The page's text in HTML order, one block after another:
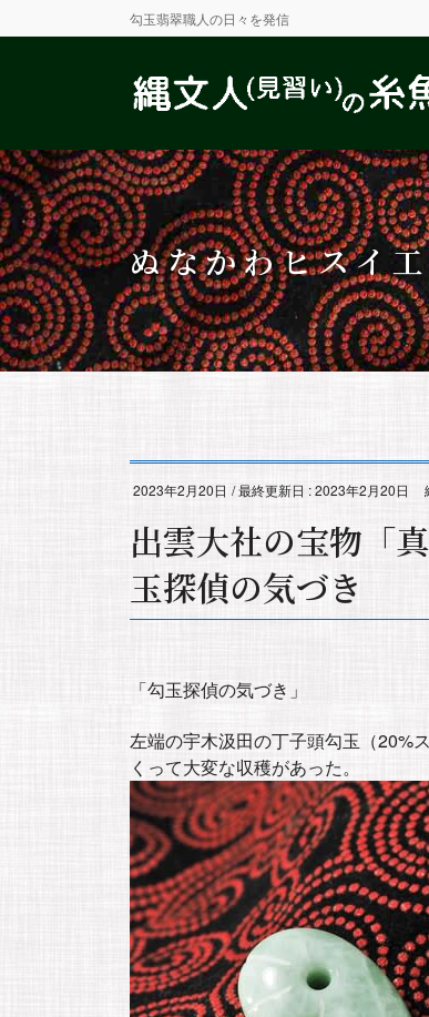
勾玉翡翠職人の日々を発信
ぬなかわヒスイ
2023年2月20日 / 最終更新日 :2023年2月20日
出雲大社の宝物「
玉探偵の気づき
「勾玉探偵の気づき」
左端の宇木汲田の丁子頭勾玉（20%
くって大変な収穫があった。